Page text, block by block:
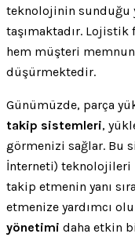
teknolojinin sunduğu
taşımaktadır.
hem müşteri
düşürmektedir.
Günümüzde, parça
takip sistemleri,
görmenizi sağlar. Bu
İnterneti) teknolojileri
takip etmenin yanı
etmenize yardımcı
yönetimi daha etkin